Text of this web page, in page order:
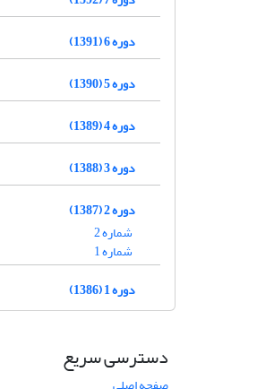
دوره 6 (1391)
دوره 5 (1390)
دوره 4 (1389)
دوره 3 (1388)
دوره 2 (1387)
شماره 2
شماره 1
دوره 1 (1386)
دسترسی سریع